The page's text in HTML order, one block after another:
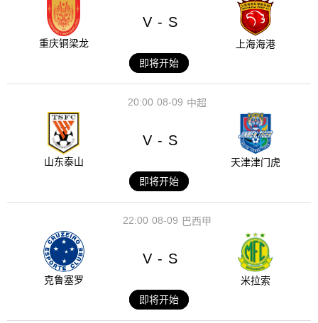
重庆铜梁龙
V - S
上海海港
即将开始
08-09
20:00 中超
山东泰山
V - S
天津津门虎
即将开始
08-09
22:00 巴西甲
克鲁塞罗
V - S
米拉索
即将开始